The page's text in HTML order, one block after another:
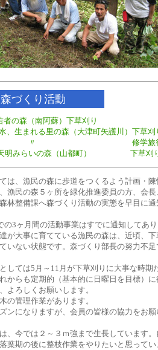
づくり活動
の森（南阿蘇）下草刈り
れる里の森（大津町矢護川）下草刈
〃 修学旅行生受け
みらいの森（山都町） 下草刈
は、漁民の森に歩道をつくるよう計画・
漁民の森５ヶ所を緑化推進委員の方、会長
林整備課へ森づくり活動の実態を早目に
の3ヶ月間の活動事業はすでに通知してあ
大事に育てている漁民の森は、近頃、下
いない状態です。森づくり部長の努力不足
しては5月～11月が下草刈りに大事な時期
からも定期的（基本的に日曜日を目標）
よろしくお願いします。
の管理作業があります。
ンになりますが、会員の皆様の協力をお願
、今では２～３ｍ強まで生長しています。
葉期の後に整枝作業をやりたいと思ってい